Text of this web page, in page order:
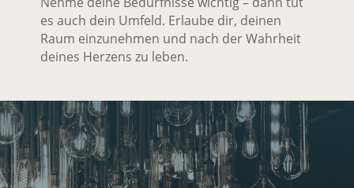
es auch dein Umfeld. Erlaube dir, deinen
Raum einzunehmen und nach der Wahrheit
deines Herzens zu leben.